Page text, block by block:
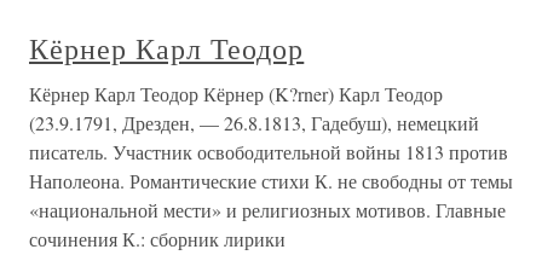
Кёрнер Карл Теодор
Кёрнер Карл Теодор Кёрнер (K?rner) Карл Теодор
(23.9.1791, Дрезден, — 26.8.1813, Гадебуш), немецкий
писатель. Участник освободительной войны 1813 против
Наполеона. Романтические стихи К. не свободны от темы
«национальной мести» и религиозных мотивов. Главные
сочинения К.: сборник лирики